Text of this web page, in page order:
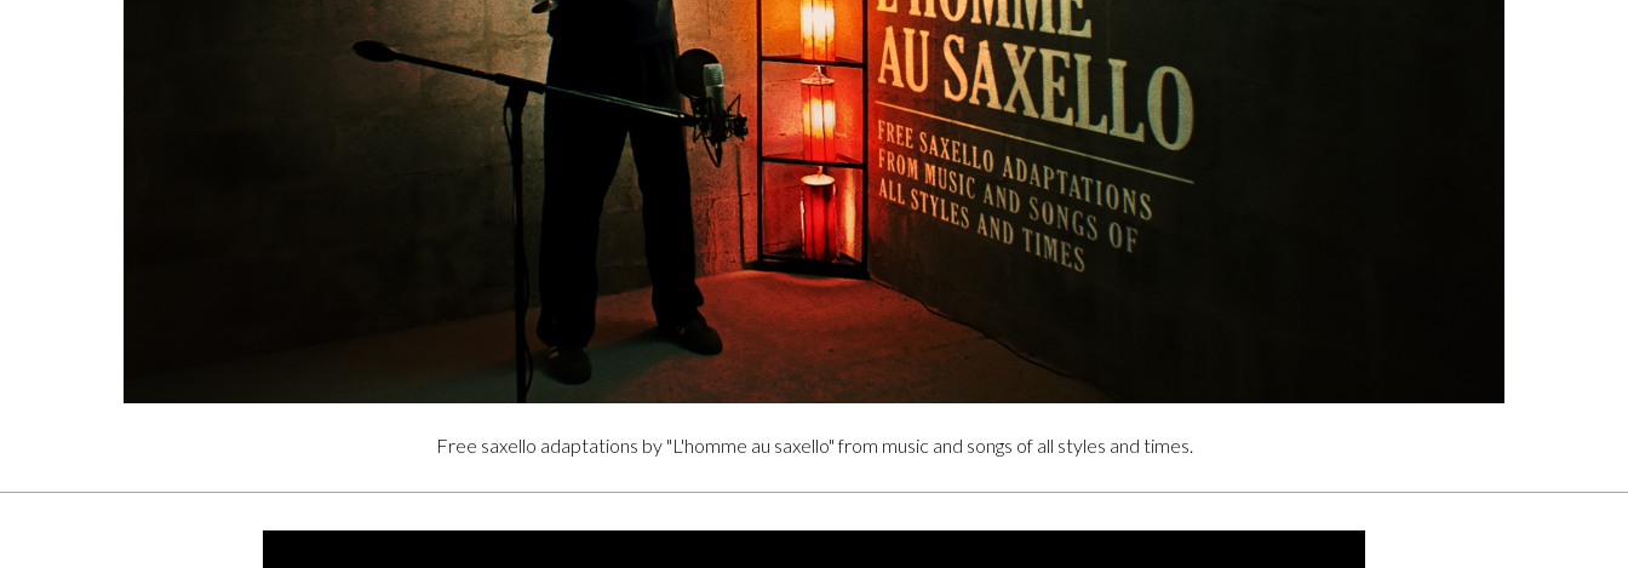
Free saxello adaptations by "L'homme au saxello" from music and songs of all styles and times.